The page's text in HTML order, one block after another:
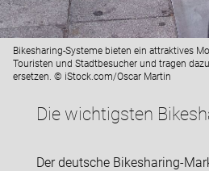
Bikesharing-Systeme bieten ein attraktives
Touristen und Stadtbesucher und tragen
ersetzen. © iStock.com/Oscar Martin
Die wichtigsten
Der deutsche Bikesharing-